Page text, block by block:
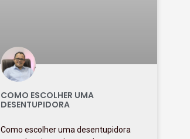
COMO ESCOLHER UMA
DESENTUPIDORA
Como escolher uma desentupidora